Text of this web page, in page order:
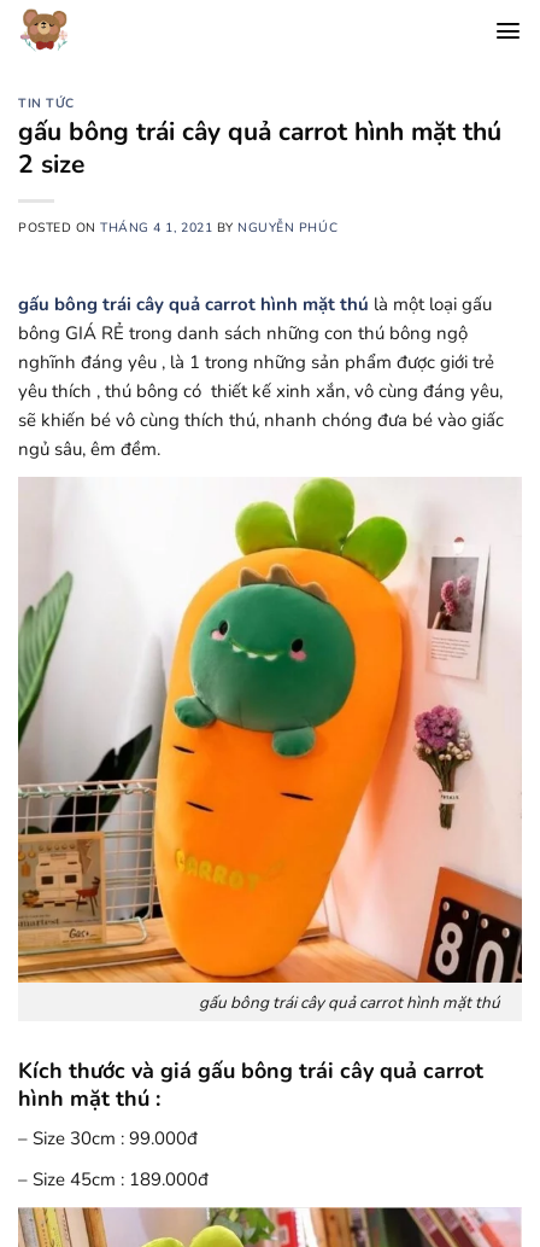
Chuyển
đến
dungTIN TỨC
gấu bông trái cây quả carrot hình mặt thú
2 size
POSTED ONTHÁNG 4 1, 2021 BY NGUYỄN PHÚC
gấu bông trái cây quả carrot hình mặt thú là một loại gấu
bông GIÁ RẺ trong danh sách những con thú bông ngộ
nghĩnh đáng yêu , là 1 trong những sản phẩm được giới trẻ
yêu thích , thú bông có thiết kế xinh xắn, vô cùng đáng yêu,
sẽ khiến bé vô cùng thích thú, nhanh chóng đưa bé vào giấc
ngủ sâu, êm đềm.
gấu bông trái cây quả carrot hình mặt thú
Kích thước và giá gấu bông trái cây quả carrot
hình mặt thú :
– Size 30cm : 99.000đ
– Size 45cm : 189.000đ